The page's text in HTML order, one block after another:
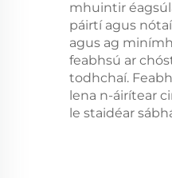
mhuintir
páirtí agus
agus ag
feabhsú ar
todhchaí.
lena n-áirítear
le staidéar